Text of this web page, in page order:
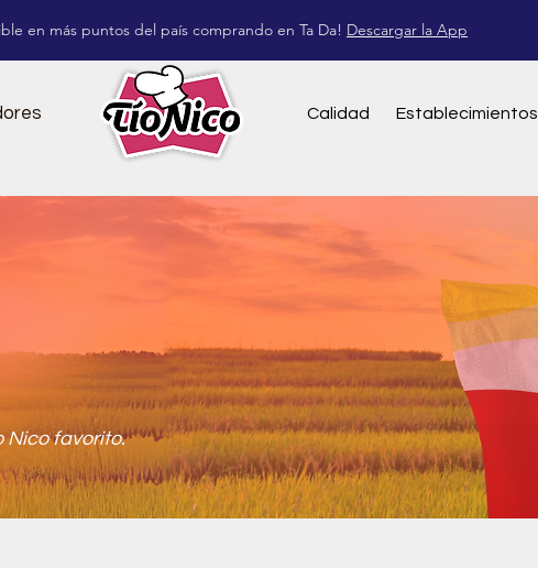
en más puntos del país comprando en Ta Da! Descargar la App
Calidad Establecimientos
Nico favorito.